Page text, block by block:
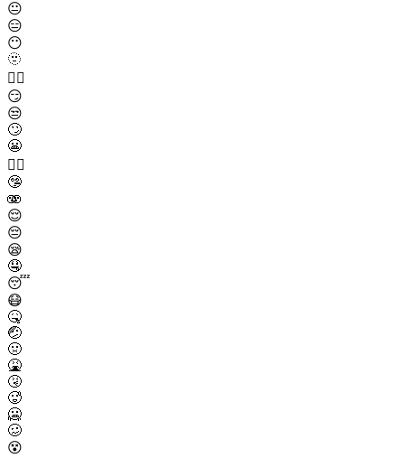
😐
😑
😶
🫥
😶‍🌫️
😏
😒
🙄
😬
😮‍💨
🤥
🫨
😌
😔
😪
🤤
😴
😷
🤒
🤕
🤢
🤮
🤧
🥵
🥶
🥴
😵